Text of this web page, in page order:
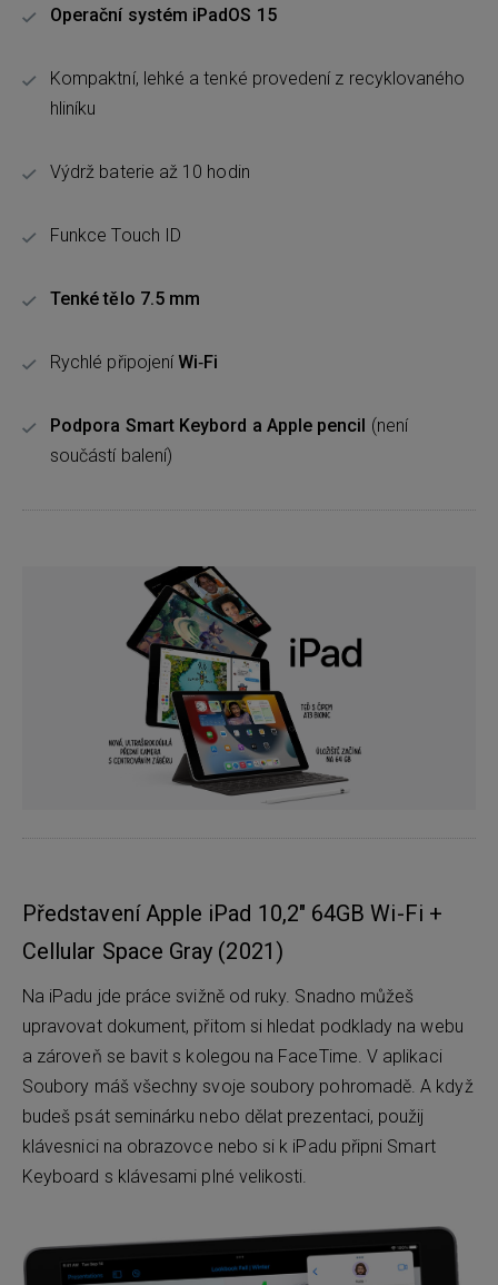
Operační systém iPadOS 15
Kompaktní, lehké a tenké provedení z recyklovaného
hliníku
Výdrž baterie až 10 hodin
Funkce Touch ID
Tenké tělo 7.5 mm
Rychlé připojeníWi‑Fi
Podpora Smart Keybord a Apple pencil (není
součástí balení)
Představení Apple iPad 10,2" 64GB Wi-Fi +
Cellular Space Gray (2021)
Na iPadu jde práce svižně od ruky. Snadno můžeš
upravovat dokument, přitom si hledat podklady na webu
a zároveň se bavit s kolegou na FaceTime. V aplikaci
Soubory máš všechny svoje soubory pohromadě. A když
budeš psát seminárku nebo dělat prezentaci, použij
klávesnici na obrazovce nebo si k iPadu připni Smart
Keyboard s klávesami plné velikosti.